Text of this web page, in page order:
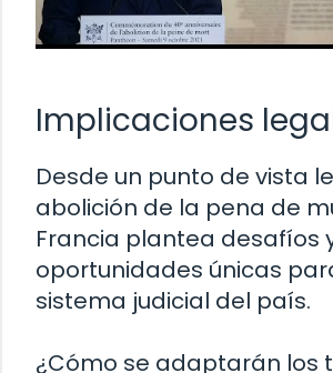
Implicaciones
Desde un punto de vista
abolición de la pena de
Francia plantea desafíos
oportunidades únicas
sistema judicial del país.
¿Cómo se adaptarán los